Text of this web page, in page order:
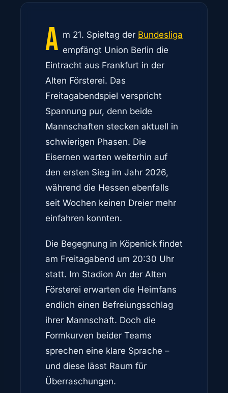
A m 21. Spieltag der Bundesliga
empfängt Union Berlin die
Eintracht aus Frankfurt in der
Alten Försterei. Das
Freitagabendspiel verspricht
Spannung pur, denn beide
Mannschaften stecken aktuell in
schwierigen Phasen. Die
Eisernen warten weiterhin auf
den ersten Sieg im Jahr 2026,
während die Hessen ebenfalls
seit Wochen keinen Dreier mehr
einfahren konnten.
Die Begegnung in Köpenick findet
am Freitagabend um 20:30 Uhr
statt. Im Stadion An der Alten
Försterei erwarten die Heimfans
endlich einen Befreiungsschlag
ihrer Mannschaft. Doch die
Formkurven beider Teams
sprechen eine klare Sprache –
und diese lässt Raum für
Überraschungen.